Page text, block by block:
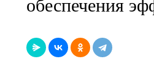
обеспечения